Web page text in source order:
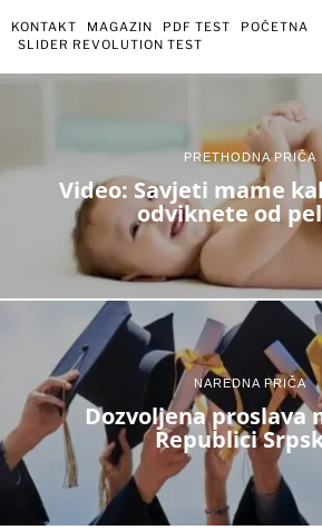
KONTAKT MAGAZIN PDF TEST
POČETNA
SLIDER REVOLUTION TEST
PRETHODNA PRIČA
Video: Savjeti mame
odviknete od
NAREDNA PRIČA
Dozvoljena proslava
Republici